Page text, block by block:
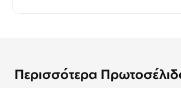
Περισσότερα